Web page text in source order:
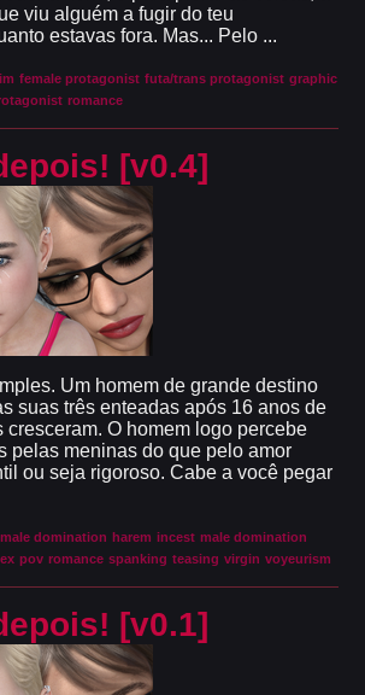
viu alguém a fugir do teu
estavas fora. Mas... Pelo ...
female protagonist futa/trans protagonist graphic
romance
[v0.4]
Um homem de grande destino
suas três enteadas após 16 anos de
cresceram. O homem logo percebe
pelas meninas do que pelo amor
ou seja rigoroso. Cabe a você pegar
domination harem incest male domination
pov romance spanking teasing virgin voyeurism
[v0.1]